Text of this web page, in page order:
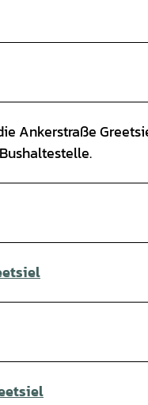
Ankerstraße